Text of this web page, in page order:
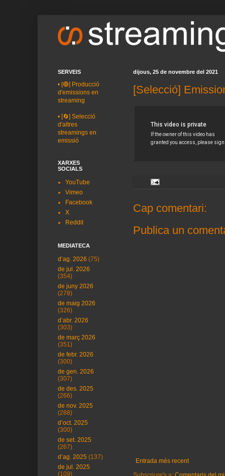
dijous, 25 de novembre del 2021
[Selecció]
Cap comentari:
Publica un
Entrada més recent
SERVEIS
• [🔴] Producció
d'emissions en
streaming
• [🔄] Selecció
d'altres
streamings en
emissió
XARXES
SOCIALS
YouTube
Vimeo
Facebook
X
Reddit
MEDIATECA
d’ag. 2026 (75)
de jul. 2026
(354)
de juny 2026
(278)
de maig 2026
(326)
d’abr. 2026
(303)
de març 2026
(351)
de febr. 2026
(300)
de gen. 2026
(307)
de des. 2025
(266)
de nov. 2025
(288)
d’oct. 2025
(300)
de set. 2025
(267)
d’ag. 2025 (137)
de jul. 2025
(109)